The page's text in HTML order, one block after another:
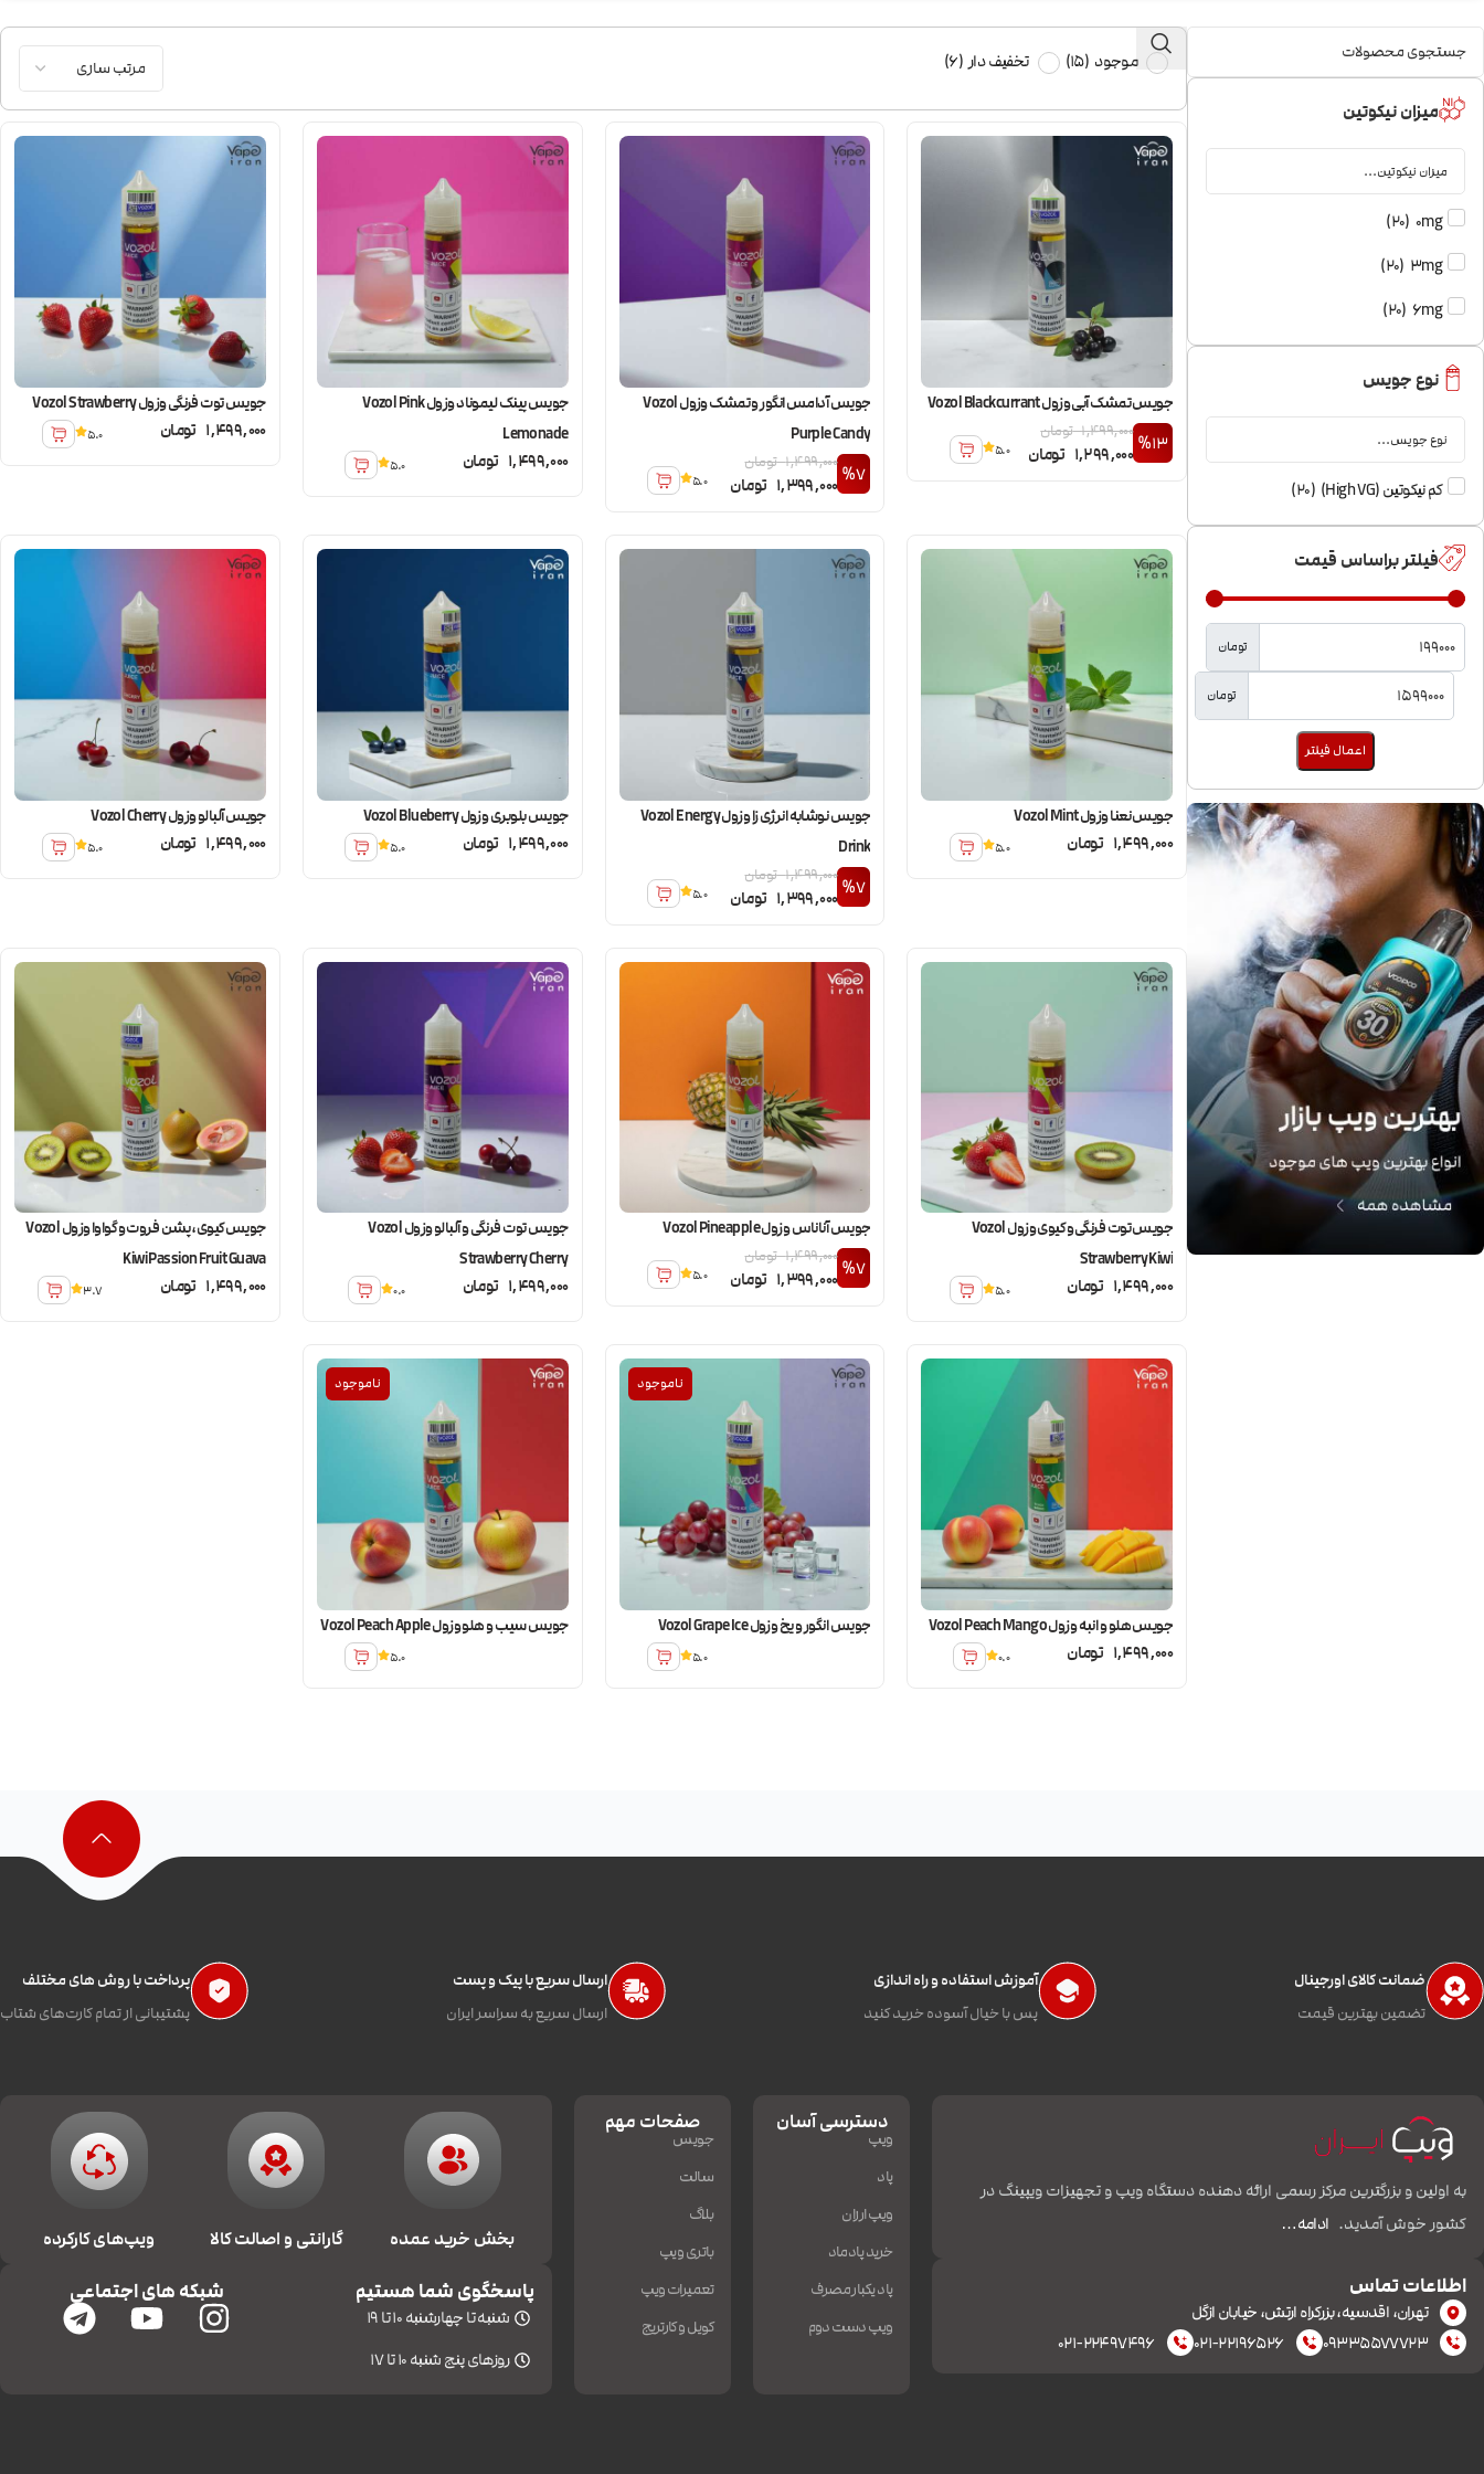
میزان نیکوتین
0mg
(
20
)
3mg
(
20
)
6mg
(
20
)
نوع جویس
کم نیکوتین (High VG) (
20
)
فیلتر براساس قیمت
تومان
تومان
اعمال فیلتر
موجود (
15
) تخفیف دار (
6
)
جویس تمشک آبی وزول Vozol Blackcurrant
%13
1,499,000 تومان
1,299,000 تومان 5.0
جویس آدامس انگور و تمشک وزول Vozol
Purple Candy
%7
1,499,000 تومان
1,399,000 تومان 5.0
جویس پینک لیموناد وزول Vozol Pink
Lemonade
1,499,000 تومان 5.0
جویس توت فرنگی وزول Vozol Strawberry
1,499,000 تومان 5.0
جویس نعنا وزول Vozol Mint
1,499,000 تومان 5.0
جویس نوشابه انرژی زا وزول Vozol Energy
Drink
%7
1,499,000 تومان
1,399,000 تومان 5.0
جویس بلوبری وزول Vozol Blueberry
1,499,000 تومان 5.0
جویس آلبالو وزول Vozol Cherry
1,499,000 تومان 5.0
جویس توت فرنگی و کیوی وزول Vozol
Strawberry Kiwi
1,499,000 تومان 5.0
جویس آناناس وزول Vozol Pineapple
%7
1,499,000 تومان
1,399,000 تومان 5.0
جویس توت فرنگی و آلبالو وزول Vozol
Strawberry Cherry
1,499,000 تومان 0.0
جویس کیوی، پشن فروت و گواوا وزول Vozol
Kiwi Passion Fruit Guava
1,499,000 تومان 3.7
جویس هلو و انبه وزول Vozol Peach Mango
1,499,000 تومان 0.0
ناموجود
جویس انگور و یخ وزول Vozol Grape Ice
5.0
ناموجود
جویس سیب و هلو وزول Vozol Peach Apple
5.0
ضمانت کالای اورجینال
تضمین بهترین قیمت
آموزش استفاده و راه اندازی
پس با خیال آسوده خرید کنید
ارسال سریع با پیک و پست
ارسال سریع به سراسر ایران
پرداخت با روش های مختلف
پشتیبانی از تمام کارت‌های شتاب
به اولین و بزرگترین مرکز رسمی ارائه دهنده دستگاه ویپ و تجهیزات ویپینگ در
کشور خوش آمدید. ادامه…
اطلاعات تماس
تهران، اقدسیه، بزرکراه ارتش، خیابان ازگل
۰۹۳۳۵۵۷۷۷۲۳
۰۲۱-۲۲۱۹۶۵۲۶ ۰۲۱-۲۲۴۹۷۴۹۶
دسترسی آسان
ویپ
پاد
ویپ ارزان
خرید پادماد
پاد یکبار مصرف
ویپ دست دوم
صفحات مهم
جویس
سالت
بلاگ
باتری ویپ
تعمیرات ویپ
کویل و کارتریج
بخش خرید عمده گارانتی و اصالت کالا ویپ‌های کارکرده
پاسخگوی شما هستیم
شنبه تا چهارشنبه 10 تا 19
روزهای پنج شنبه 10 تا 17
شبکه های اجتماعی